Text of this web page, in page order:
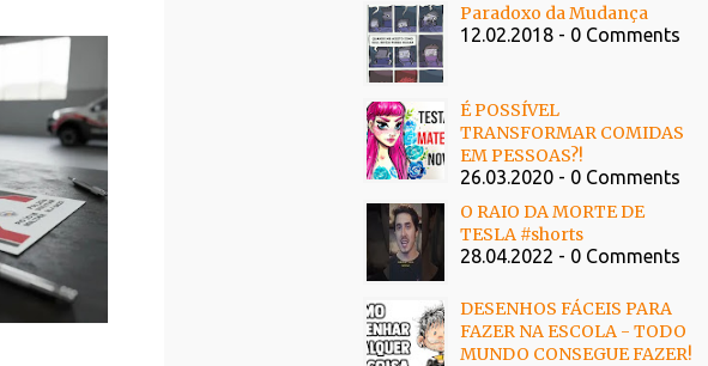
Paradoxo da Mudança
12.02.2018 - 0 Comments
É POSSÍVEL
TRANSFORMAR COMIDAS
EM PESSOAS?!
26.03.2020 - 0 Comments
O RAIO DA MORTE DE
TESLA #shorts
28.04.2022 - 0 Comments
DESENHOS FÁCEIS PARA
FAZER NA ESCOLA - TODO
MUNDO CONSEGUE FAZER!